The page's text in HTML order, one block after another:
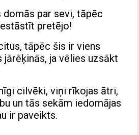
par sevi, tāpēc
pretējo!
tāpēc šis ir viens
jārēķinās, ja vēlies uzsākt
cilvēki, viņi rīkojas ātri,
un tās sekām iedomājas
ir paveikts.